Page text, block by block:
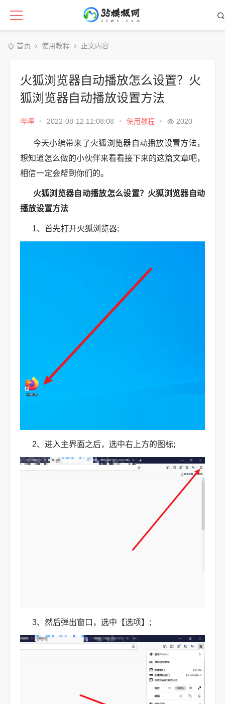
首页 使用教程 正文内容
火狐浏览器自动播放怎么设置？火
狐浏览器自动播放设置方法
哔哩 • 2022-08-12 11:08:08 • 使用教程 • 2020
今天小编带来了火狐浏览器自动播放设置方法，
想知道怎么做的小伙伴来看看接下来的这篇文章吧，
相信一定会帮到你们的。
火狐浏览器自动播放怎么设置？火狐浏览器自动
播放设置方法
1、首先打开火狐浏览器;
2、进入主界面之后，选中右上方的图标;
3、然后弹出窗口，选中【选项】;